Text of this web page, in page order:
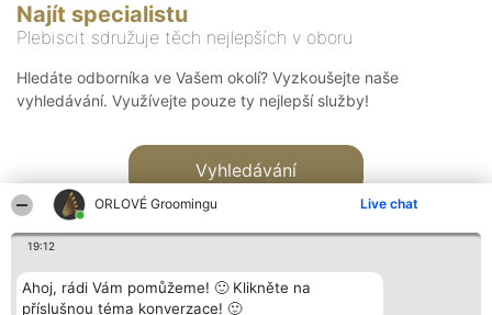
ORLOVÉ Groomingu Live chat
19:12
Ahoj, rádi Vám pomůžeme! 🙂 Klikněte na
příslušnou téma konverzace! 🙂
Najít specialistu
Plebiscit sdružuje těch nejlepších v oboru
Hledáte odborníka ve Vašem okolí? Vyzkoušejte naše
vyhledávání. Využívejte pouze ty nejlepší služby!
Vyhledávání